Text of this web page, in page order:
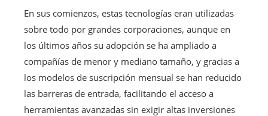
En sus comienzos, estas tecnologías eran utilizadas
sobre todo por grandes corporaciones, aunque en
los últimos años su adopción se ha ampliado a
compañías de menor y mediano tamaño, y gracias a
los modelos de suscripción mensual se han reducido
las barreras de entrada, facilitando el acceso a
herramientas avanzadas sin exigir altas inversiones